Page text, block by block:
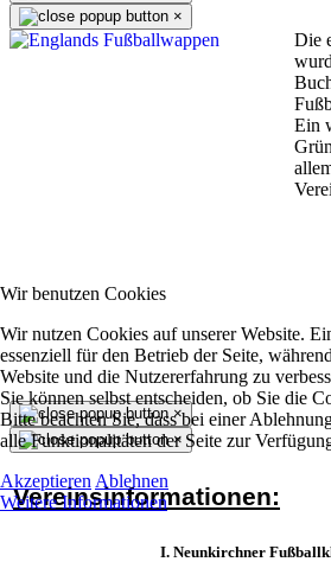
Wir benutzen Cookies
Wir nutzen Cookies auf unserer Website.
essenziell für den Betrieb der Seite,
Website und die Nutzererfahrung zu
Sie können selbst entscheiden, ob Sie die
Bitte beachten Sie, dass bei einer
alle Funktionalitäten der Seite zur
Akzeptieren Ablehnen
Weitere Informationen
×
Die
Ein
×
×
Vereinsinformationen:
I. Neunkirchner